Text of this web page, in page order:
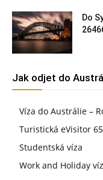
Do
Jak odjet do
Víza do Austrálie –
Turistická eVisitor
Studentská víza
Work and Holiday